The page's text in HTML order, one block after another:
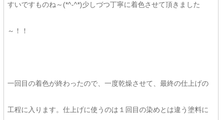
すいですものね～(*^-^*)少しづつ丁寧に着色させて頂きました
～！！
一回目の着色が終わったので、一度乾燥させて、最終の仕上げの
工程に入ります。仕上げに使うのは１回目の染めとは違う塗料に